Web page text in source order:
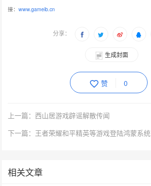
接：www.gameib.cn
分享：
生成封面
赞 0
上一篇：西山居游戏辟谣解散传闻
下一篇：王者荣耀和平精英等游戏登陆鸿蒙系统
相关文章